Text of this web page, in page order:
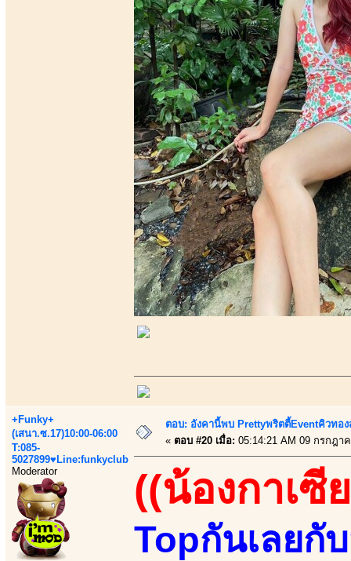
+Funky+
(เสนา.ซ.17)10:00-06:00
T:085-
5027899♥Line:funkyclub
Moderator
ตอบ: อังคานี้พบ Prettyพริตตี้Eventคิวทอ
« ตอบ #20 เมื่อ: 05:14:21 AM 09 กรกฎา
((น้องกาเซี
Topกันเลยกั